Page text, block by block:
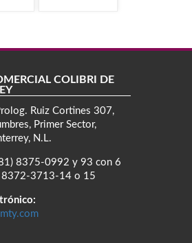
COLIBRÍ DE
Ruiz Cortines 307,
Primer Sector,
N.L.
8375-0992 y 93 con 6
8372-3713-14 o 15